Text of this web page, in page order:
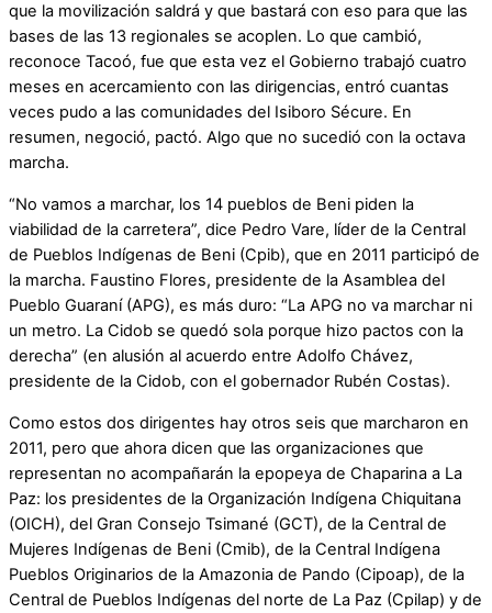
que la movilización saldrá y que bastará con eso para que las
bases de las 13 regionales se acoplen. Lo que cambió,
reconoce Tacoó, fue que esta vez el Gobierno trabajó cuatro
meses en acercamiento con las dirigencias, entró cuantas
veces pudo a las comunidades del Isiboro Sécure. En
resumen, negoció, pactó. Algo que no sucedió con la octava
marcha.
“No vamos a marchar, los 14 pueblos de Beni piden la
viabilidad de la carretera”, dice Pedro Vare, líder de la Central
de Pueblos Indígenas de Beni (Cpib), que en 2011 participó de
la marcha. Faustino Flores, presidente de la Asamblea del
Pueblo Guaraní (APG), es más duro: “La APG no va marchar ni
un metro. La Cidob se quedó sola porque hizo pactos con la
derecha” (en alusión al acuerdo entre Adolfo Chávez,
presidente de la Cidob, con el gobernador Rubén Costas).
Como estos dos dirigentes hay otros seis que marcharon en
2011, pero que ahora dicen que las organizaciones que
representan no acompañarán la epopeya de Chaparina a La
Paz: los presidentes de la Organización Indígena Chiquitana
(OICH), del Gran Consejo Tsimané (GCT), de la Central de
Mujeres Indígenas de Beni (Cmib), de la Central Indígena
Pueblos Originarios de la Amazonia de Pando (Cipoap), de la
Central de Pueblos Indígenas del norte de La Paz (Cpilap) y de